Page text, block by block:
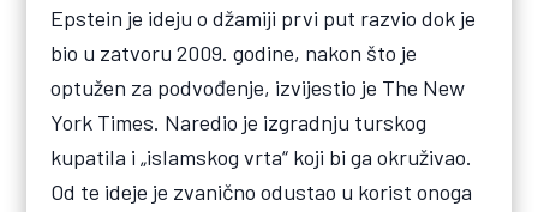
Epstein je ideju o džamiji prvi put razvio dok je
bio u zatvoru 2009. godine, nakon što je
optužen za podvođenje, izvijestio je The New
York Times. Naredio je izgradnju turskog
kupatila i „islamskog vrta“ koji bi ga okruživao.
Od te ideje je zvanično odustao u korist onoga